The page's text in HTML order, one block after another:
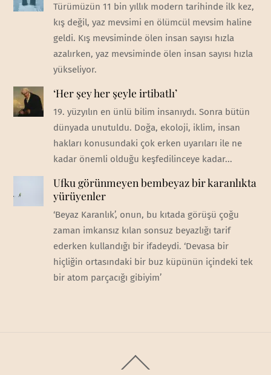
Türümüzün 11 bin yıllık modern tarihinde ilk kez,
kış değil, yaz mevsimi en ölümcül mevsim haline
geldi. Kış mevsiminde ölen insan sayısı hızla
azalırken, yaz mevsiminde ölen insan sayısı hızla
yükseliyor.
‘Her şey her şeyle irtibatlı’
19. yüzyılın en ünlü bilim insanıydı. Sonra bütün
dünyada unutuldu. Doğa, ekoloji, iklim, insan
hakları konusundaki çok erken uyarıları ile ne
kadar önemli olduğu keşfedilinceye kadar...
Ufku görünmeyen bembeyaz bir karanlıkta
yürüyenler
‘Beyaz Karanlık’, onun, bu kıtada görüşü çoğu
zaman imkansız kılan sonsuz beyazlığı tarif
ederken kullandığı bir ifadeydi. ‘Devasa bir
hiçliğin ortasındaki bir buz küpünün içindeki tek
bir atom parçacığı gibiyim’
To